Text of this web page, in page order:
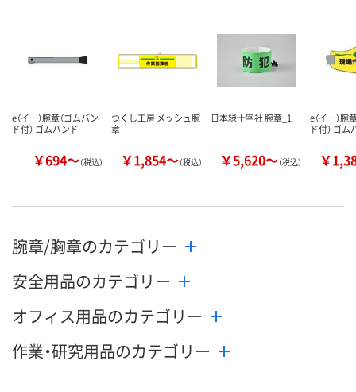
カゴへ
e（イー）腕章（ゴムバン
ド付） ゴムバンド
￥694～（税込）
つくし工房 メッシュ腕
章
￥1,854～（税込）
日本緑十字社 腕章_1
￥5,620～（税込）
e（イー）腕
ド付） ゴ
￥
腕章/胸章のカテゴリー
安全用品のカテゴリー
オフィス用品のカテゴリー
作業・研究用品のカテゴリー